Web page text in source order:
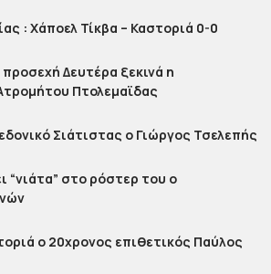
: Χάποελ Τίκβα – Καστοριά 0-0
Δευτέρα ξεκινά η
Πτολεμαϊδας
Σιάτιστας ο Γιώργος Τσελεπής
“νιάτα” στο ρόστερ του ο
ο 20χρονος επιθετικός Παύλος